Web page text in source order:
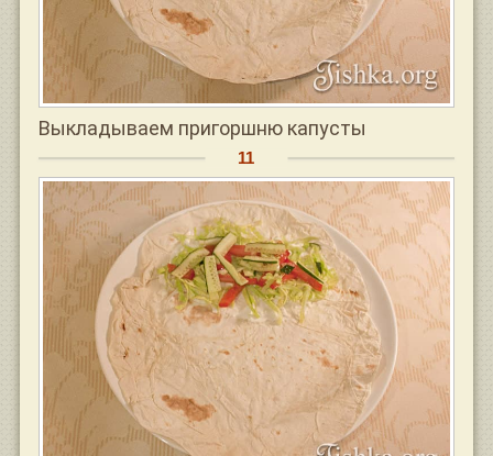
Выкладываем пригоршню капусты